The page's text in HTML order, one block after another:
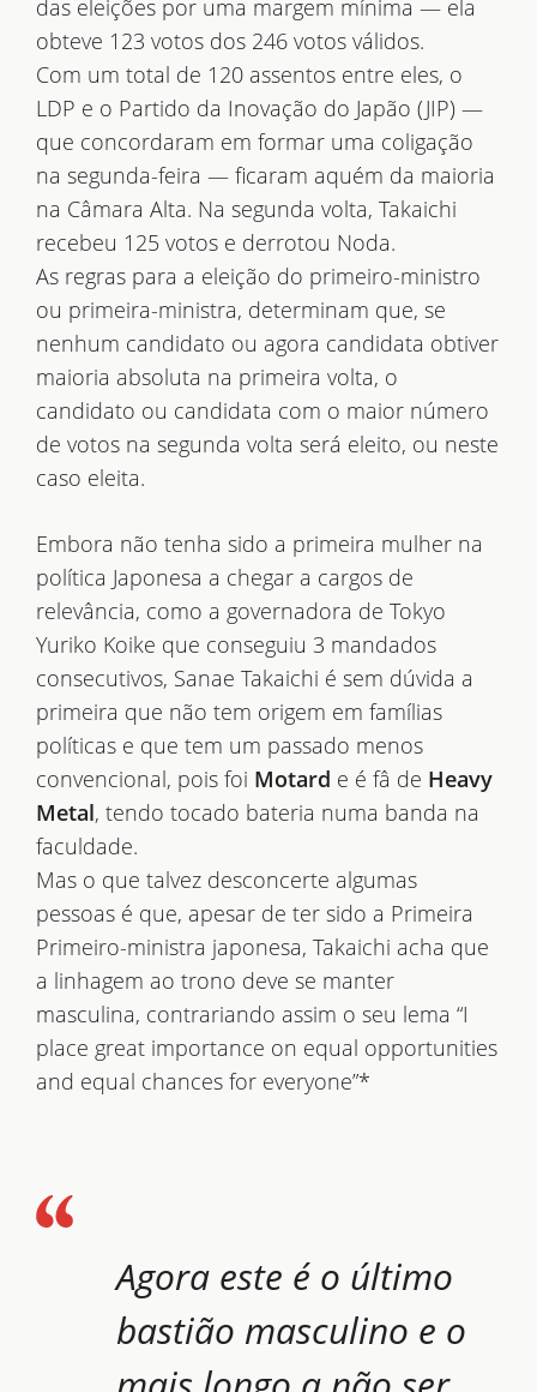
das eleições por uma margem mínima — ela
obteve 123 votos dos 246 votos válidos.
Com um total de 120 assentos entre eles, o
LDP e o Partido da Inovação do Japão (JIP) —
que concordaram em formar uma coligação
na segunda-feira — ficaram aquém da maioria
na Câmara Alta. Na segunda volta, Takaichi
recebeu 125 votos e derrotou Noda.
As regras para a eleição do primeiro-ministro
ou primeira-ministra, determinam que, se
nenhum candidato ou agora candidata obtiver
maioria absoluta na primeira volta, o
candidato ou candidata com o maior número
de votos na segunda volta será eleito, ou neste
caso eleita.
Embora não tenha sido a primeira mulher na
política Japonesa a chegar a cargos de
relevância, como a governadora de Tokyo
Yuriko Koike que conseguiu 3 mandados
consecutivos, Sanae Takaichi é sem dúvida a
primeira que não tem origem em famílias
políticas e que tem um passado menos
convencional, pois foi Motard e é fâ de Heavy
Metal, tendo tocado bateria numa banda na
faculdade.
Mas o que talvez desconcerte algumas
pessoas é que, apesar de ter sido a Primeira
Primeiro-ministra japonesa, Takaichi acha que
a linhagem ao trono deve se manter
masculina, contrariando assim o seu lema “I
place great importance on equal opportunities
and equal chances for everyone”*
Agora este é o último
bastião masculino e o